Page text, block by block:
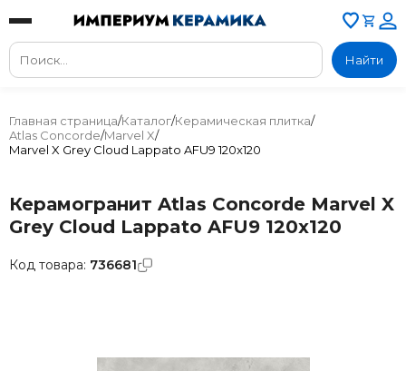
Найти
Главная страница/Каталог/Керамическая плитка/
Atlas Concorde/Marvel X/
Marvel X Grey Cloud Lappato AFU9 120x120
Керамогранит Atlas Concorde Marvel X
Grey Cloud Lappato AFU9 120x120
Код товара: 736681